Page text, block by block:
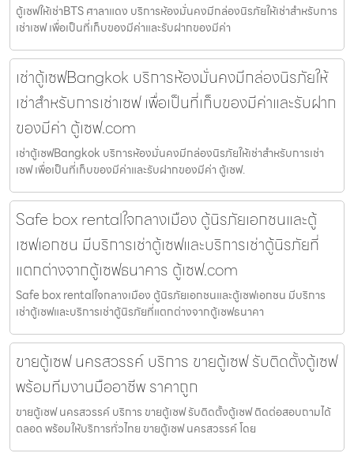
ตู้เซฟให้เช่าBTS ศาลาแดง บริการห้องมั่นคงมีกล่องนิรภัยให้เช่าสำหรับการ
เช่าเซฟ เพื่อเป็นที่เก็บของมีค่าและรับฝากของมีค่า
เช่าตู้เซฟBangkok บริการห้องมั่นคงมีกล่องนิรภัยให้
เช่าสำหรับการเช่าเซฟ เพื่อเป็นที่เก็บของมีค่าและรับฝาก
ของมีค่า ตู้เซฟ.com
เช่าตู้เซฟBangkok บริการห้องมั่นคงมีกล่องนิรภัยให้เช่าสำหรับการเช่า
เซฟ เพื่อเป็นที่เก็บของมีค่าและรับฝากของมีค่า ตู้เซฟ.
Safe box rentalใจกลางเมือง ตู้นิรภัยเอกชนและตู้
เซฟเอกชน มีบริการเช่าตู้เซฟและบริการเช่าตู้นิรภัยที่
แตกต่างจากตู้เซฟธนาคาร ตู้เซฟ.com
Safe box rentalใจกลางเมือง ตู้นิรภัยเอกชนและตู้เซฟเอกชน มีบริการ
เช่าตู้เซฟและบริการเช่าตู้นิรภัยที่แตกต่างจากตู้เซฟธนาคา
ขายตู้เซฟ นครสวรรค์ บริการ ขายตู้เซฟ รับติดตั้งตู้เซฟ
พร้อมทีมงานมืออาชีพ ราคาถูก
ขายตู้เซฟ นครสวรรค์ บริการ ขายตู้เซฟ รับติดตั้งตู้เซฟ ติดต่อสอบถามได้
ตลอด พร้อมให้บริการทั่วไทย ขายตู้เซฟ นครสวรรค์ โดย